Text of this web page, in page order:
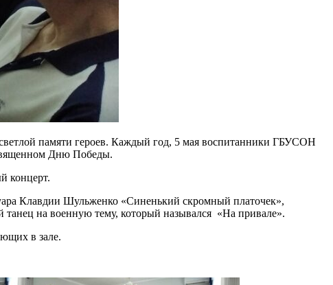
памяти героев. Каждый год, 5 мая воспитанники ГБУСОН
Дню Победы.
концерт.
Клавдии Шульженко «Синенький скромный платочек»,
на военную тему, который назывался «На привале».
в зале.